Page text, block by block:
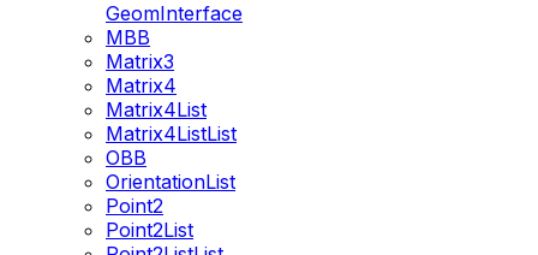
GeomInterface
MBB
Matrix3
Matrix4
Matrix4List
Matrix4ListList
OBB
OrientationList
Point2
Point2List